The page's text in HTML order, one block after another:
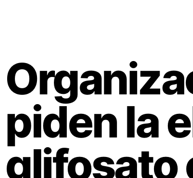
piden la
glifosato